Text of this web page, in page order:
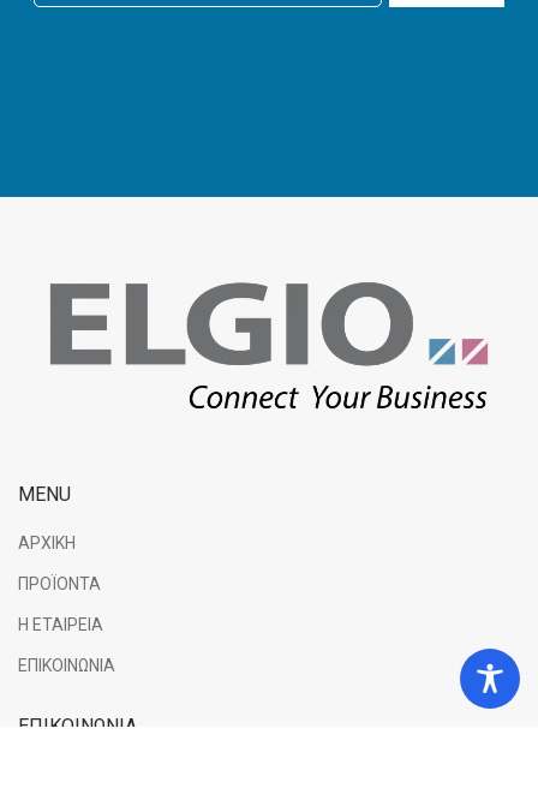
MENU
ΑΡΧΙΚΗ
ΠΡΟΪΟΝΤΑ
Η ΕΤΑΙΡΕΙΑ
ΕΠΙΚΟΙΝΩΝΙΑ
ΕΠΙΚΟΙΝΩΝΙΑ